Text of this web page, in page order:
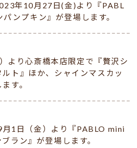
年10月27日(金)より『PABL
ンプキン』が登場します。
より心斎橋本店限定で『贅沢シ
ト』ほか、シャインマスカッ
す。
1日（金）より『PABLO mini
ラン』が登場します。